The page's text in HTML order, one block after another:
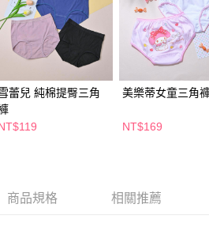
繳費通知簡訊。
，點擊此簡訊中的連結，可透過四大超商／
行付款，方視為交易完成。
需立刻繳費，但若您需要取消訂單，請聯絡
取消之訂單仍視為有效，需透過AFTEE先享
享後付 」之結帳頁面顯示為準，若有關於
款等相關疑問，請聯繫「AFTEE先享後付
support/home
。
瀏覽以下網址：
上)免運費
上)免運費
上)免運費
蕾兒 純棉提臀三角
美樂蒂女童三角
NT$169
商品規格 相關推薦